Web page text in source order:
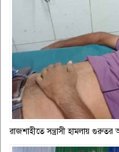
রাজশাহীতে সন্ত্রাসী হামলায় গুরুতর